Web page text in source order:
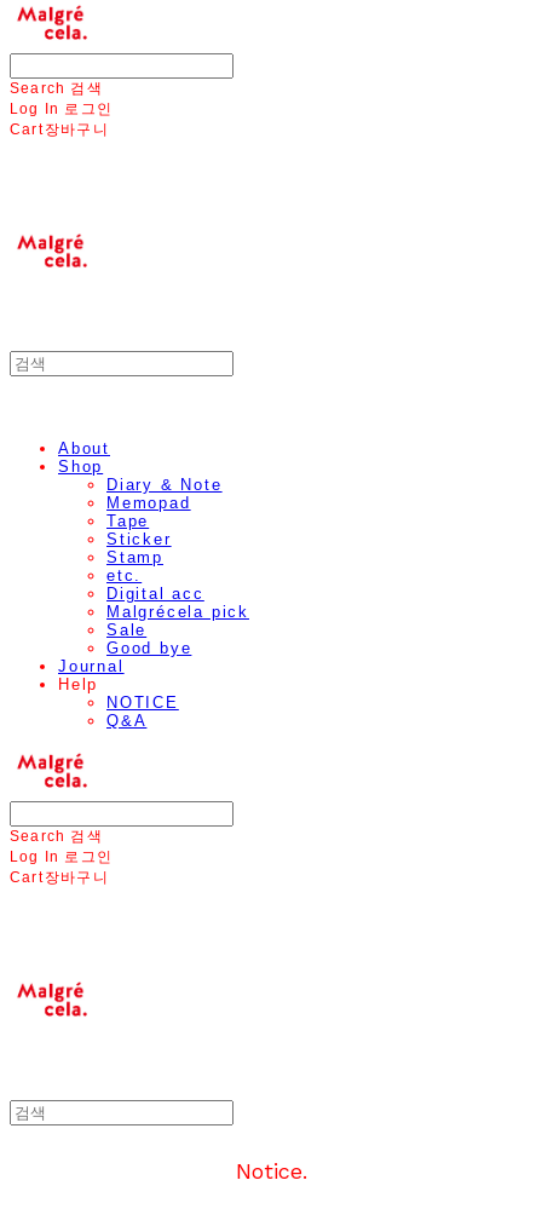
Search 검색
Log In 로그인
Cart장바구니
About
Shop
Diary & Note
Memopad
Tape
Sticker
Stamp
etc.
Digital acc
Malgrécela pick
Sale
Good bye
Journal
Help
NOTICE
Q&A
Search 검색
Log In 로그인
Cart장바구니
Notice.